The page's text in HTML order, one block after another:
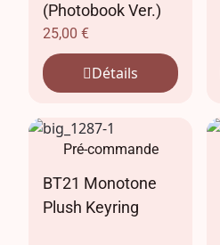
(Photobook Ver.)
25,00€
Détails
Pré-commande
BT21 Monotone
Plush Keyring